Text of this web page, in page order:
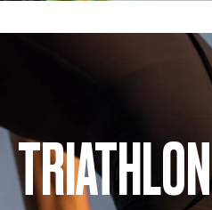
TRIATHLON